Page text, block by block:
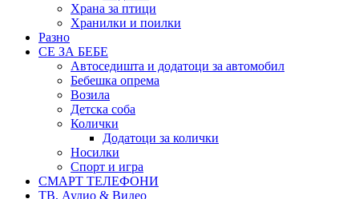
Храна за птици
Хранилки и поилки
Разно
СЕ ЗА БЕБЕ
Автоседишта и додатоци за автомобил
Бебешка опрема
Возила
Детска соба
Колички
Додатоци за колички
Носилки
Спорт и игра
СМАРТ ТЕЛЕФОНИ
ТВ, Аудио & Видео